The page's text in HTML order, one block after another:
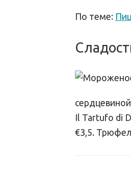
По теме:
Il Tartufo di
€3,5.